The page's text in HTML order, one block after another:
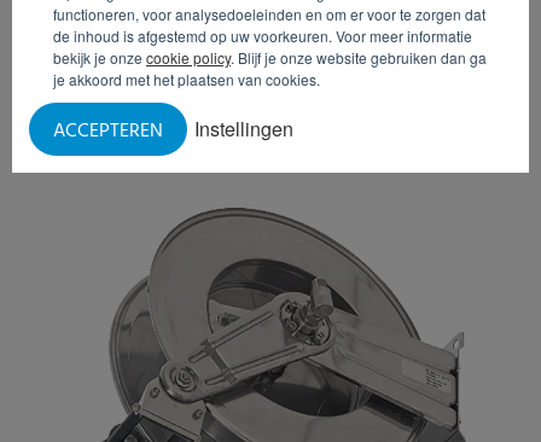
functioneren, voor analysedoeleinden en om er voor te zorgen dat
de inhoud is afgestemd op uw voorkeuren. Voor meer informatie
bekijk je onze cookie policy. Blijf je onze website gebruiken dan ga
je akkoord met het plaatsen van cookies.
Instellingen
ACCEPTEREN
WASBAK